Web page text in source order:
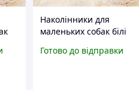
Наколінники для
маленьких собак білі
захист лап від холоду
Готово до відправки